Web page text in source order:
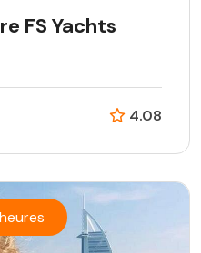
FS Yachts
4.08